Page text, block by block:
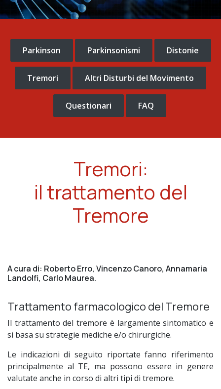
Parkinson Parkinsonismi Distonie
Tremori Altri Disturbi del Movimento
Questionari FAQ
Tremori:
il trattamento del
Tremore
A cura di: Roberto Erro, Vincenzo Canoro, Annamaria
Landolfi, Carlo Maurea.
Trattamento farmacologico del Tremore
Il trattamento del tremore è largamente sintomatico e
si basa su strategie mediche e/o chirurgiche.
Le indicazioni di seguito riportate fanno riferimento
principalmente al TE, ma possono essere in genere
valutate anche in corso di altri tipi di tremore.